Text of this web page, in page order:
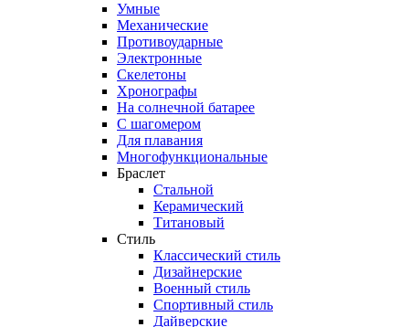
Умные
Механические
Противоударные
Электронные
Скелетоны
Хронографы
На солнечной батарее
С шагомером
Для плавания
Многофункциональные
Браслет
Стальной
Керамический
Титановый
Стиль
Классический стиль
Дизайнерские
Военный стиль
Спортивный стиль
Дайверские